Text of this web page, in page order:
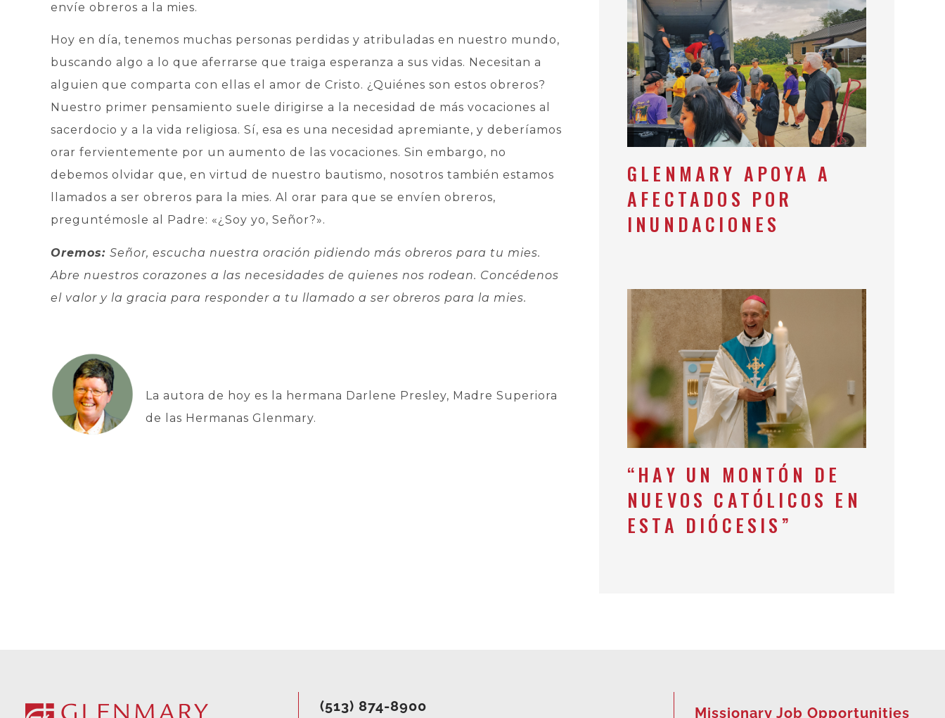
envíe obreros a la mies.
Hoy en día, tenemos muchas personas perdidas y atribuladas en nuestro mundo,
buscando algo a lo que aferrarse que traiga esperanza a sus vidas. Necesitan a
alguien que comparta con ellas el amor de Cristo. ¿Quiénes son estos obreros?
Nuestro primer pensamiento suele dirigirse a la necesidad de más vocaciones al
sacerdocio y a la vida religiosa. Sí, esa es una necesidad apremiante, y deberíamos
orar fervientemente por un aumento de las vocaciones. Sin embargo, no
debemos olvidar que, en virtud de nuestro bautismo, nosotros también estamos
llamados a ser obreros para la mies. Al orar para que se envíen obreros,
preguntémosle al Padre: «¿Soy yo, Señor?».
Oremos: Señor, escucha nuestra oración pidiendo más obreros para tu mies.
Abre nuestros corazones a las necesidades de quienes nos rodean. Concédenos
el valor y la gracia para responder a tu llamado a ser obreros para la mies.
La autora de hoy es la hermana Darlene Presley, Madre Superiora
de las Hermanas Glenmary.
GLENMARY APOYA A
AFECTADOS POR
INUNDACIONES
“HAY UN MONTÓN DE
NUEVOS CATÓLICOS EN
ESTA DIÓCESIS”
(513) 874-8900 Missionary Job Opportunities